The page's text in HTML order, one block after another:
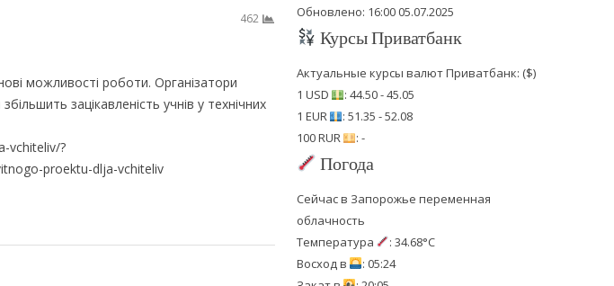
462
можливості роботи. Організатори
зацікавленість учнів у технічних
vchiteliv/?
proektu-dlja-vchiteliv
Обновлено: 16:00 05.07.2025
Курсы Приватбанк
Актуальные курсы валют Приватбанк: ($)
1 USD
: 44.50 - 45.05
1 EUR
: 51.35 - 52.08
100 RUR
: -
Погода
Сейчас в Запорожье переменная
облачность
Температура
: 34.68°C
Восход в
: 05:24